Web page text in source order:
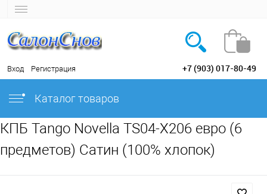
Вход Регистрация +7 (903) 017-80-49
Каталог товаров
КПБ Tango Novella TS04-X206 евро (6
предметов) Сатин (100% хлопок)